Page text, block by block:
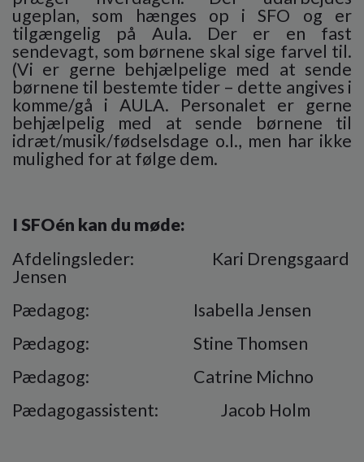
ugeplan, som hænges op i SFO og er
tilgængelig på Aula. Der er en fast
sendevagt, som børnene skal sige farvel til.
(Vi er gerne behjælpelige med at sende
børnene til bestemte tider – dette angives i
komme/gå i AULA. Personalet er gerne
behjælpelig med at sende børnene til
idræt/musik/fødselsdage o.l., men har ikke
mulighed for at følge dem.
I SFOén kan du møde:
Afdelingsleder:
Kari Drengsgaard
Jensen
Pædagog: Isabella Jensen
Pædagog: Stine Thomsen
Pædagog:
Catrine Michno
Pædagogassistent: Jacob Holm